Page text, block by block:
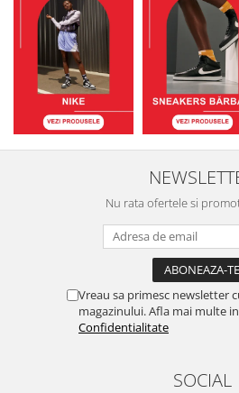
Nu rata ofertele si
Vreau sa primesc newsletter
magazinului. Afla mai multe in
Confidentialitate
SOCIAL